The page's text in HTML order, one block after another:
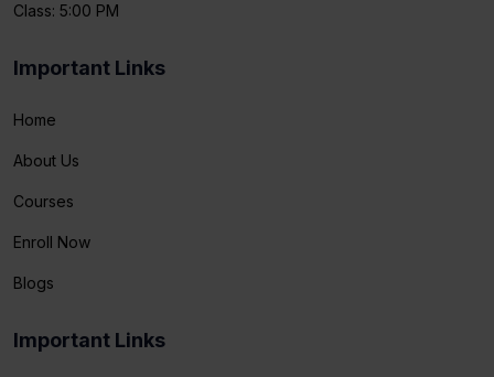
Class: 5:00 PM
Important Links
Home
About Us
Courses
Enroll Now
Blogs
Important Links